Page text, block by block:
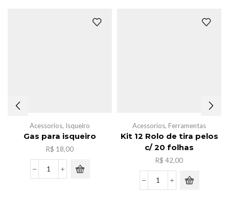
Acessorios, Isqueiro
Gas para isqueiro
R$ 18,00
Gas
Acessorios, Ferramentas
Kit 12 Rolo de tira pelos
c/ 20 folhas
R$ 42,00
Kit